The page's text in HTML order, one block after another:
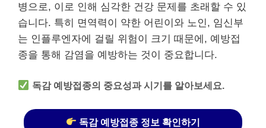
병으로, 이로 인해 심각한 건강 문제를 초래할 수 있
습니다. 특히 면역력이 약한 어린이와 노인, 임신부
는 인플루엔자에 걸릴 위험이 크기 때문에, 예방접
종을 통해 감염을 예방하는 것이 중요합니다.
독감 예방접종의 중요성과 시기를 알아보세요.
독감 예방접종 정보 확인하기